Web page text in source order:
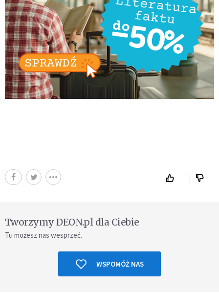
Tworzymy DEON.pl dla Ciebie
Tu możesz nas wesprzeć.
WSPOMÓŻ NAS